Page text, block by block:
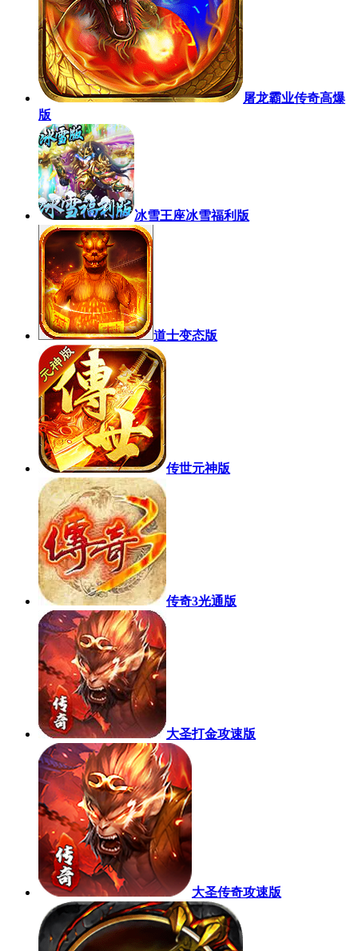
屠龙霸业传奇高爆
版
冰雪王座冰雪福利版
道士变态版
传世元神版
传奇3光通版
大圣打金攻速版
大圣传奇攻速版